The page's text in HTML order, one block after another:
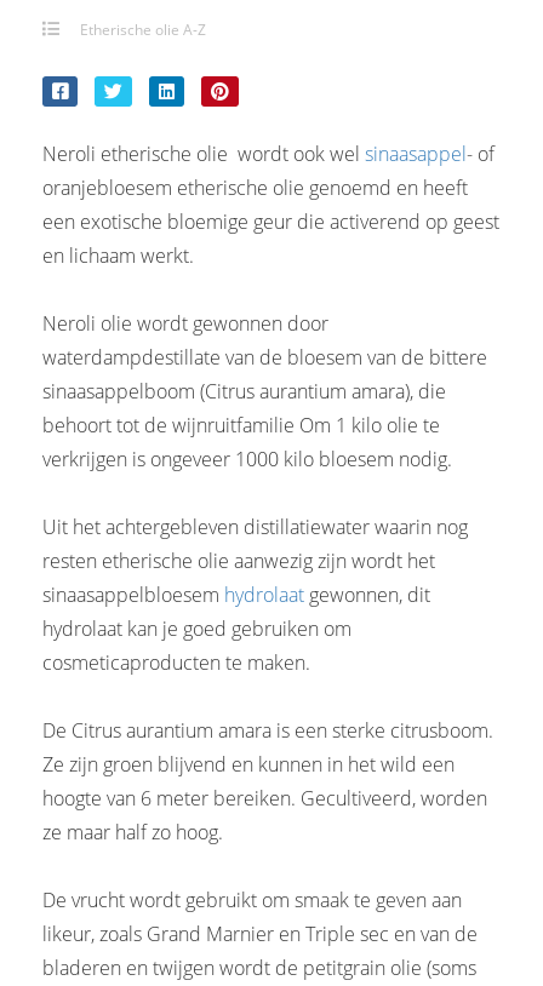
Etherische olie A-Z
Neroli etherische olie wordt ook wel sinaasappel- of
oranjebloesem etherische olie genoemd en heeft
een exotische bloemige geur die activerend op geest
en lichaam werkt.
Neroli olie wordt gewonnen door
waterdampdestillate van de bloesem van de bittere
sinaasappelboom (Citrus aurantium amara), die
behoort tot de wijnruitfamilie Om 1 kilo olie te
verkrijgen is ongeveer 1000 kilo bloesem nodig.
Uit het achtergebleven distillatiewater waarin nog
resten etherische olie aanwezig zijn wordt het
sinaasappelbloesem hydrolaatgewonnen, dit
hydrolaat kan je goed gebruiken om
cosmeticaproducten te maken.
De Citrus aurantium amara is een sterke citrusboom.
Ze zijn groen blijvend en kunnen in het wild een
hoogte van 6 meter bereiken. Gecultiveerd, worden
ze maar half zo hoog.
De vrucht wordt gebruikt om smaak te geven aan
likeur, zoals Grand Marnier en Triple sec en van de
bladeren en twijgen wordt de petitgrain olie (soms